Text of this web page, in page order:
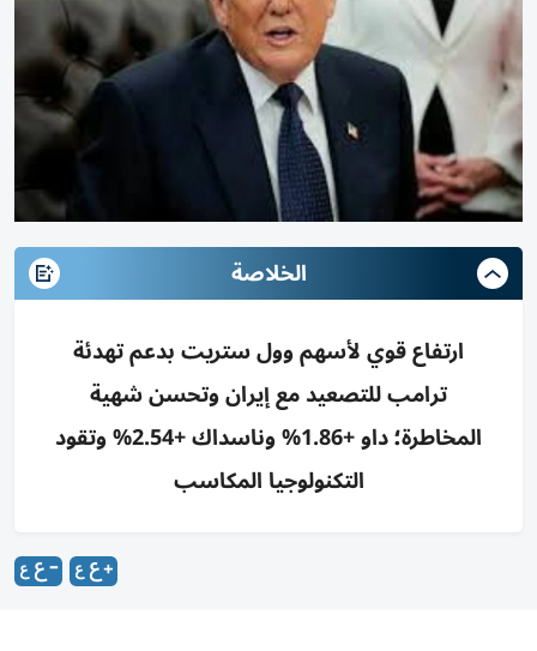
الخلاصة
ارتفاع قوي لأسهم وول ستريت بدعم تهدئة
ترامب للتصعيد مع إيران وتحسن شهية
المخاطرة؛ داو +1.86% وناسداك +2.54% وتقود
التكنولوجيا المكاسب